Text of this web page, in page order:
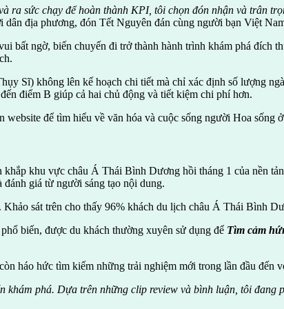
ra sức chạy để hoàn thành KPI, tôi chọn đón nhận và trân
địa phương, đón Tết Nguyên đán cùng người bạn Việt
bất ngờ, biến chuyến đi trở thành hành trình khám phá đích
Sĩ) không lên kế hoạch chi tiết mà chỉ xác định số lượng
điểm B giúp cả hai chủ động và tiết kiệm chi phí hơn.
website để tìm hiểu về văn hóa và cuộc sống người Hoa sống
khu vực châu Á Thái Bình Dương hồi tháng 1 của nền
giá từ người sáng tạo nội dung.
sát trên cho thấy 96% khách du lịch châu Á Thái Bình
biến, được du khách thường xuyên sử dụng để Tìm cảm
háo hức tìm kiếm những trải nghiệm mới trong lần đầu đến
khám phá. Dựa trên những clip review và bình luận, tôi